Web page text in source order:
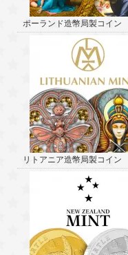
ポーランド造幣局製コイン
リトアニア造幣局製コイン